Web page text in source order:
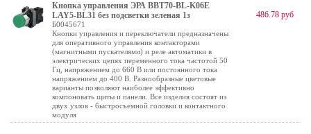
Кнопка управления ЭРА BBT70-BL-K06E
LAY5-BL31 без подсветки зеленая 1з
Б0045671
Кнопки управления и переключатели предназначены
для оперативного управления контакторами
(магнитными пускателями) и реле автоматики в
электрических цепях переменного тока частотой 50
Гц, напряжением до 660 В или постоянного тока
напряжением до 400 В. Разнообразные цветовые
варианты позволяют наиболее эффективно
компоновать щиты и панели. Все изделия состоят из
двух узлов - быстросъемной головки и контактного
модуля
486.78 руб